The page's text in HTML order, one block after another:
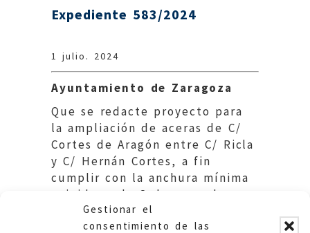
Gestionar el
consentimiento de las
Expediente 583/2024
1 julio. 2024
Ayuntamiento de Zaragoza
Que se redacte proyecto para
la ampliación de aceras de C/
Cortes de Aragón entre C/ Ricla
y C/ Hernán Cortes, a fin
cumplir con la anchura mínima
exigida en la Ordenanza de
Accesibilidad.